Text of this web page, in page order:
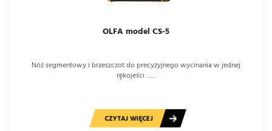
OLFA model CS-5
Nóż segmentowy i brzeszczot do precyzyjnego wycinania w jednej
rękojeści ........
CZYTAJ WIĘCEJ